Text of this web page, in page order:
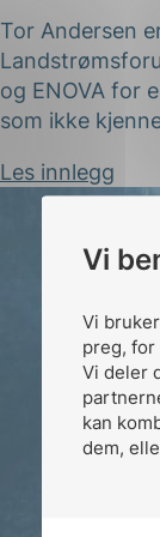
Vi
Vi
preg, for
Vi deler
kan
dem,
Tor Andersen
og ENOVA for
som ikke
Les innlegg